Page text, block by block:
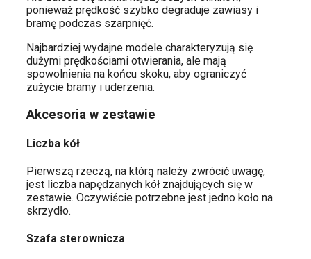
ponieważ prędkość szybko degraduje zawiasy i
bramę podczas szarpnięć.
Najbardziej wydajne modele charakteryzują się
dużymi prędkościami otwierania, ale mają
spowolnienia na końcu skoku, aby ograniczyć
zużycie bramy i uderzenia.
Akcesoria w zestawie
Liczba kół
Pierwszą rzeczą, na którą należy zwrócić uwagę,
jest liczba napędzanych kół znajdujących się w
zestawie. Oczywiście potrzebne jest jedno koło na
skrzydło.
Szafa sterownicza